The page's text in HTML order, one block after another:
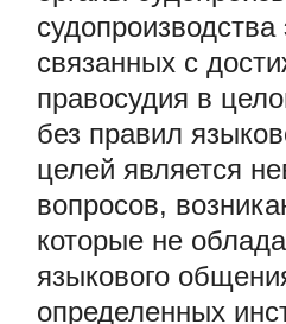
связанных с
правосудия в
без правил
целей является
вопросов,
которые не
языкового
определенных